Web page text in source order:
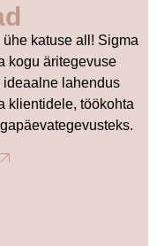
katuse all! Sigma
kogu äritegevuse
ideaalne lahendus
klientidele, töökohta